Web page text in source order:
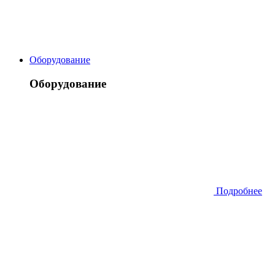
Оборудование
Оборудование
Подробнее